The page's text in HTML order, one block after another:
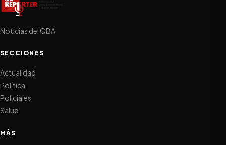
Noticias del GBA
SECCIONES
Actualidad
Política
Policiales
Salud
MÁS